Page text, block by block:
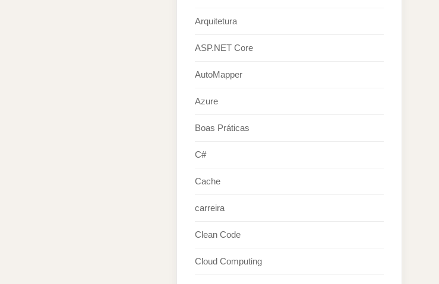
Arquitetura
ASP.NET Core
AutoMapper
Azure
Boas Práticas
C#
Cache
carreira
Clean Code
Cloud Computing